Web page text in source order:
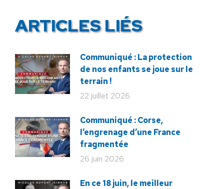
ARTICLES LIÉS
Communiqué : La protection
de nos enfants se joue sur le
terrain !
22 juillet 2026
Communiqué : Corse,
l’engrenage d’une France
fragmentée
26 juin 2026
En ce 18 juin, le meilleur